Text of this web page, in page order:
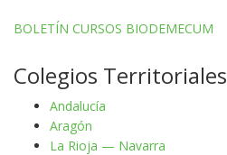
BOLETÍN CURSOS BIODEMECUM
Colegios Territoriales
Andalucía
Aragón
La Rioja — Navarra